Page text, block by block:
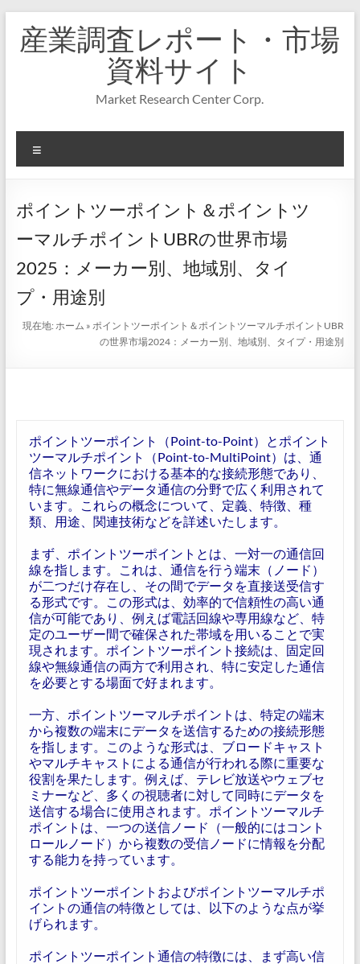
キ
プ
産業調査レポート・市場
資料サイト
Market Research Center Corp.
ニ
ー
ポイントツーポイント＆ポイントツ
ーマルチポイントUBRの世界市場
2025：メーカー別、地域別、タイ
プ・用途別
現在地:ホーム »ポイントツーポイント＆ポイントツーマルチポイントUBR
の世界市場2024：メーカー別、地域別、タイプ・用途別
ポイントツーポイント（Point-to-Point）とポイント
ツーマルチポイント（Point-to-MultiPoint）は、通
信ネットワークにおける基本的な接続形態であり、
特に無線通信やデータ通信の分野で広く利用されて
います。これらの概念について、定義、特徴、種
類、用途、関連技術などを詳述いたします。
まず、ポイントツーポイントとは、一対一の通信回
線を指します。これは、通信を行う端末（ノード）
が二つだけ存在し、その間でデータを直接送受信す
る形式です。この形式は、効率的で信頼性の高い通
信が可能であり、例えば電話回線や専用線など、特
定のユーザー間で確保された帯域を用いることで実
現されます。ポイントツーポイント接続は、固定回
線や無線通信の両方で利用され、特に安定した通信
を必要とする場面で好まれます。
一方、ポイントツーマルチポイントは、特定の端末
から複数の端末にデータを送信するための接続形態
を指します。このような形式は、ブロードキャスト
やマルチキャストによる通信が行われる際に重要な
役割を果たします。例えば、テレビ放送やウェブセ
ミナーなど、多くの視聴者に対して同時にデータを
送信する場合に使用されます。ポイントツーマルチ
ポイントは、一つの送信ノード（一般的にはコント
ロールノード）から複数の受信ノードに情報を分配
する能力を持っています。
ポイントツーポイントおよびポイントツーマルチポ
イントの通信の特徴としては、以下のような点が挙
げられます。
ポイントツーポイント通信の特徴には、まず高い信